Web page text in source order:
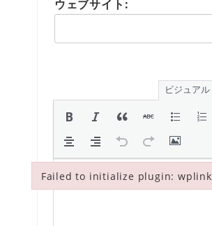
ウェブサイト:
ビジュアル
Failed to initialize plugin: wplink
Failed to initialize plugin: wplink